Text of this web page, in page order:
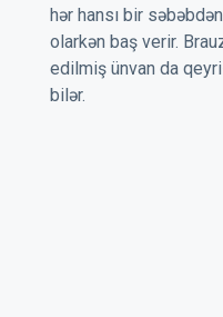
hər hansı bir
olarkən baş verir.
edilmiş ünvan da
bilər.